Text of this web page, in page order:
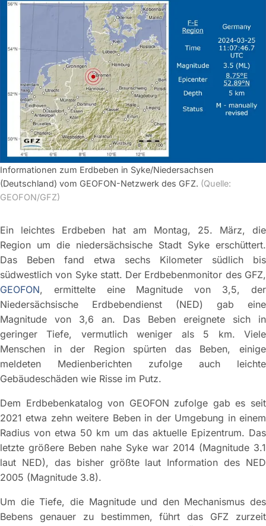
Informationen zum Erdbeben in Syke/Niedersachsen
(Deutschland) vom GEOFON-Netzwerk des GFZ. (Quelle:
GEOFON/GFZ)
Ein leichtes Erdbeben hat am Montag, 25. März, die
Region um die niedersächsische Stadt Syke erschüttert.
Das Beben fand etwa sechs Kilometer südlich bis
südwestlich von Syke statt. Der Erdbebenmonitor des GFZ,
GEOFON, ermittelte eine Magnitude von 3,5, der
Niedersächsische Erdbebendienst (NED) gab eine
Magnitude von 3,6 an. Das Beben ereignete sich in
geringer Tiefe, vermutlich weniger als 5 km. Viele
Menschen in der Region spürten das Beben, einige
meldeten Medienberichten zufolge auch leichte
Gebäudeschäden wie Risse im Putz.
Dem Erdbebenkatalog von GEOFON zufolge gab es seit
2021 etwa zehn weitere Beben in der Umgebung in einem
Radius von etwa 50 km um das aktuelle Epizentrum. Das
letzte größere Beben nahe Syke war 2014 (Magnitude 3.1
laut NED), das bisher größte laut Information des NED
2005 (Magnitude 3.8).
Um die Tiefe, die Magnitude und den Mechanismus des
Bebens genauer zu bestimmen, führt das GFZ zurzeit